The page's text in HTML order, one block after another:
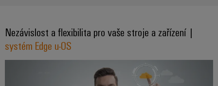
skladování
energie
(ESS)
oblasti
konektorů
PCB
AI
Vzdálený
u-OS: Nezávislý
Nezávislost a flexibilita pro vaše stroje a zařízení |
systém Edge u-OS